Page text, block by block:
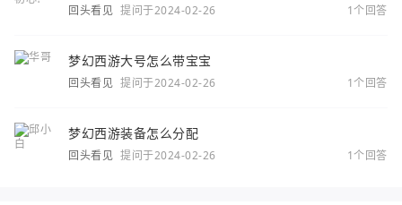
回头看见 提问于2024-02-26 1个回答
梦幻西游大号怎么带宝宝
回头看见 提问于2024-02-26 1个回答
梦幻西游装备怎么分配
回头看见 提问于2024-02-26 1个回答